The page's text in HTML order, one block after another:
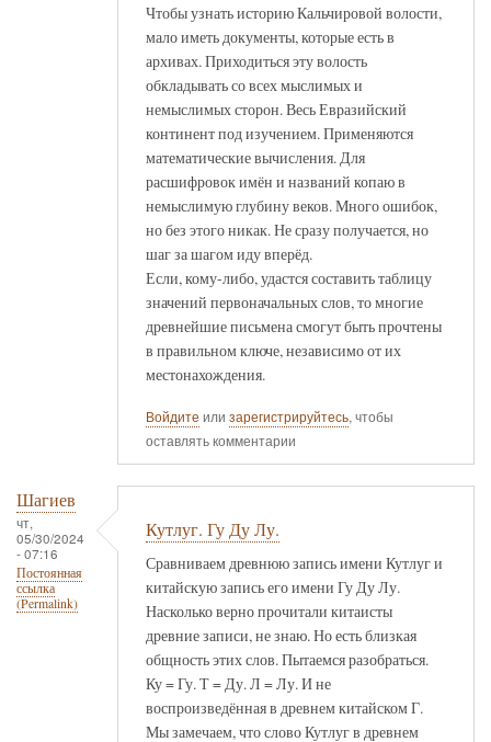
Чтобы узнать историю Кальчировой волости,
мало иметь документы, которые есть в
архивах. Приходиться эту волость
обкладывать со всех мыслимых и
немыслимых сторон. Весь Евразийский
континент под изучением. Применяются
математические вычисления. Для
расшифровок имён и названий копаю в
немыслимую глубину веков. Много ошибок,
но без этого никак. Не сразу получается, но
шаг за шагом иду вперёд.
Если, кому-либо, удастся составить таблицу
значений первоначальных слов, то многие
древнейшие письмена смогут быть прочтены
в правильном ключе, независимо от их
местонахождения.
Войдите или зарегистрируйтесь, чтобы
оставлять комментарии
Шагиев
чт,
05/30/2024
- 07:16
Постоянная
ссылка
(Permalink)
Кутлуг. Гу Ду Лу.
Сравниваем древнюю запись имени Кутлуг и
китайскую запись его имени Гу Ду Лу.
Насколько верно прочитали китаисты
древние записи, не знаю. Но есть близкая
общность этих слов. Пытаемся разобраться.
Ку = Гу. Т = Ду. Л = Лу. И не
воспроизведённая в древнем китайском Г.
Мы замечаем, что слово Кутлуг в древнем